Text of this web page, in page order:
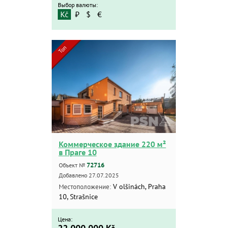
Выбор валюты:
Kč ₽ $ €
Топ
Коммерческое здание 220 м²
в Праге 10
Объект № 72716
Добавлено 27.07.2025
Местоположение:V olšinách, Praha
10, Strašnice
Цена: